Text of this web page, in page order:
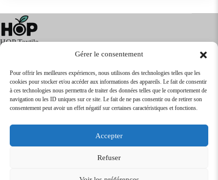
Gérer le consentement
Pour offrir les meilleures expériences, nous utilisons des technologies telles que les
cookies pour stocker et/ou accéder aux informations des appareils. Le fait de consentir
à ces technologies nous permettra de traiter des données telles que le comportement de
navigation ou les ID uniques sur ce site. Le fait de ne pas consentir ou de retirer son
consentement peut avoir un effet négatif sur certaines caractéristiques et fonctions.
Accepter
Refuser
HOP Textile
Textile Articles Publicitaires
Infos
Boutique en ligne
Express 24H
Tarifs Revendeurs